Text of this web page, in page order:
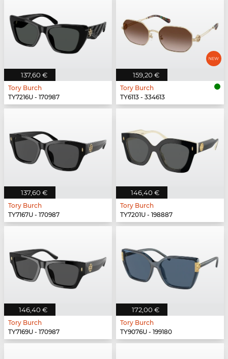
137,60 €
Tory Burch
TY7216U - 170987
159,20 €
Tory Burch
TY6113 - 334613
137,60 €
Tory Burch
TY7167U - 170987
146,40 €
Tory Burch
TY7201U - 198887
146,40 €
Tory Burch
TY7169U - 170987
172,00 €
Tory Burch
TY9076U - 199180